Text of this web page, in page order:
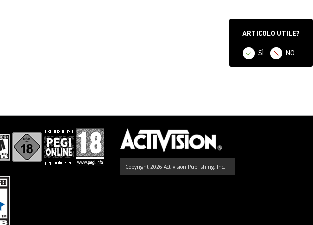
ARTICOLO UTILE?
SÌ NO
Copyright 2026 Activision Publishing, Inc.